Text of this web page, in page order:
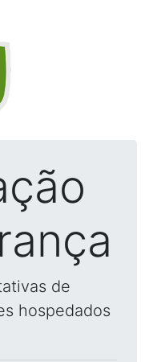
de
hospedados